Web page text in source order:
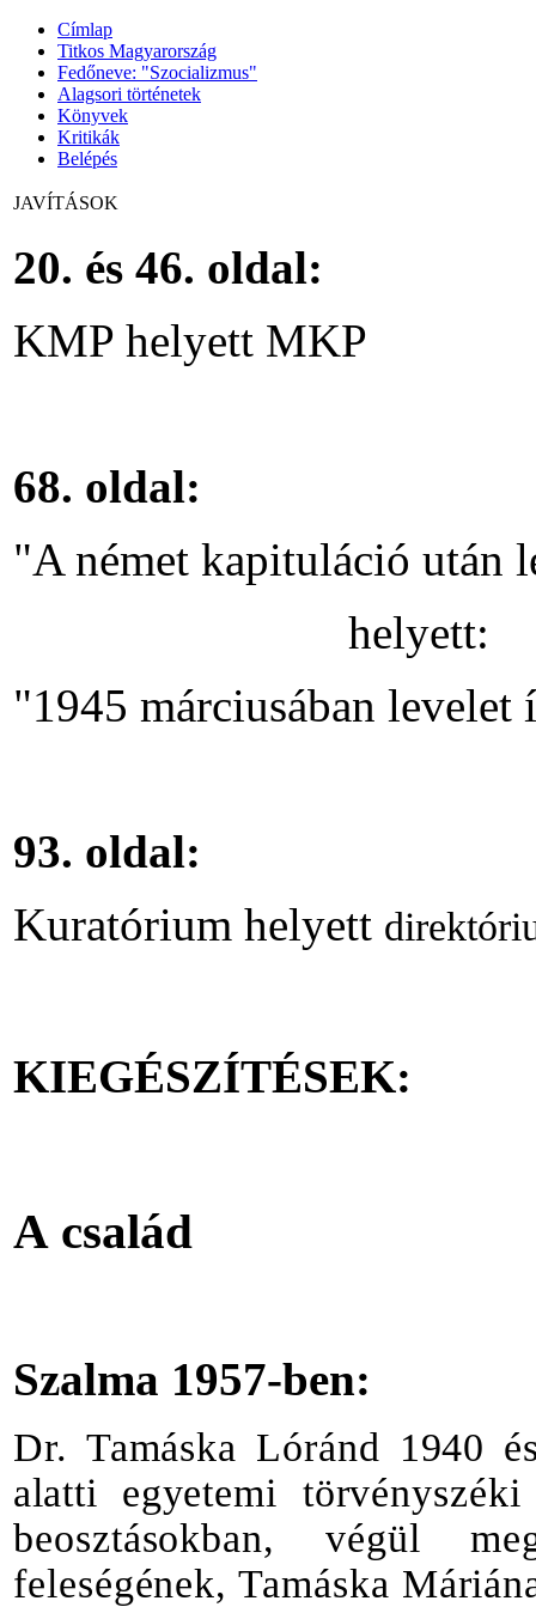
Címlap
Titkos Magyarország
Fedőneve: "Szocializmus"
Alagsori történetek
Könyvek
Kritikák
Belépés
JAVÍTÁSOK
20. és 46. oldal:
KMP helyett MKP
68. oldal:
"A német kapituláció után
helyett:
"1945 márciusában levelet
93. oldal:
Kuratórium helyett
KIEGÉSZÍTÉSEK:
A család
Szalma 1957-ben:
Dr. Tamáska Lóránd 1940
alatti
egyetemi
törvényszéki
beosztásokban, végül
feleségének,Tamáska